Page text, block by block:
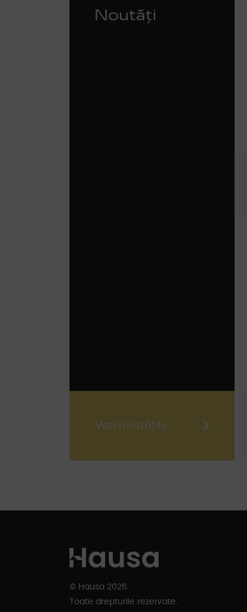
Noutăți
Vezi noutățile
© Hausa 2026.
Toate drepturile rezervate.